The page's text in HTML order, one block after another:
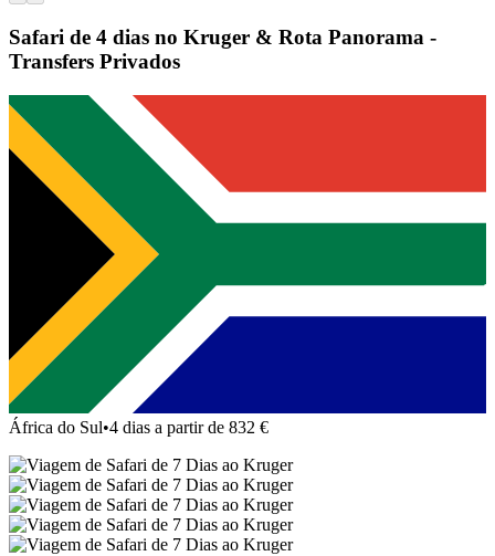
Safari de 4 dias no Kruger & Rota Panorama -
Transfers Privados
África do Sul•4 dias a partir de 832 €